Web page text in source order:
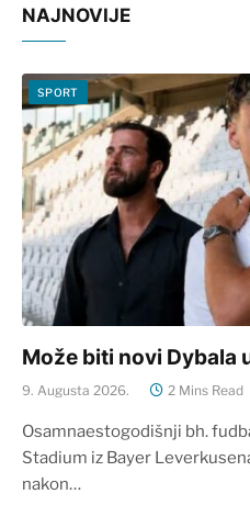
NAJNOVIJE
SPORT
Može biti novi Dybala
9. Augusta 2026. 2 Mins Read
Osamnaestogodišnji bh.
Stadium iz Bayer
nakon…